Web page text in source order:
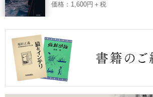
価格：1,600円＋税